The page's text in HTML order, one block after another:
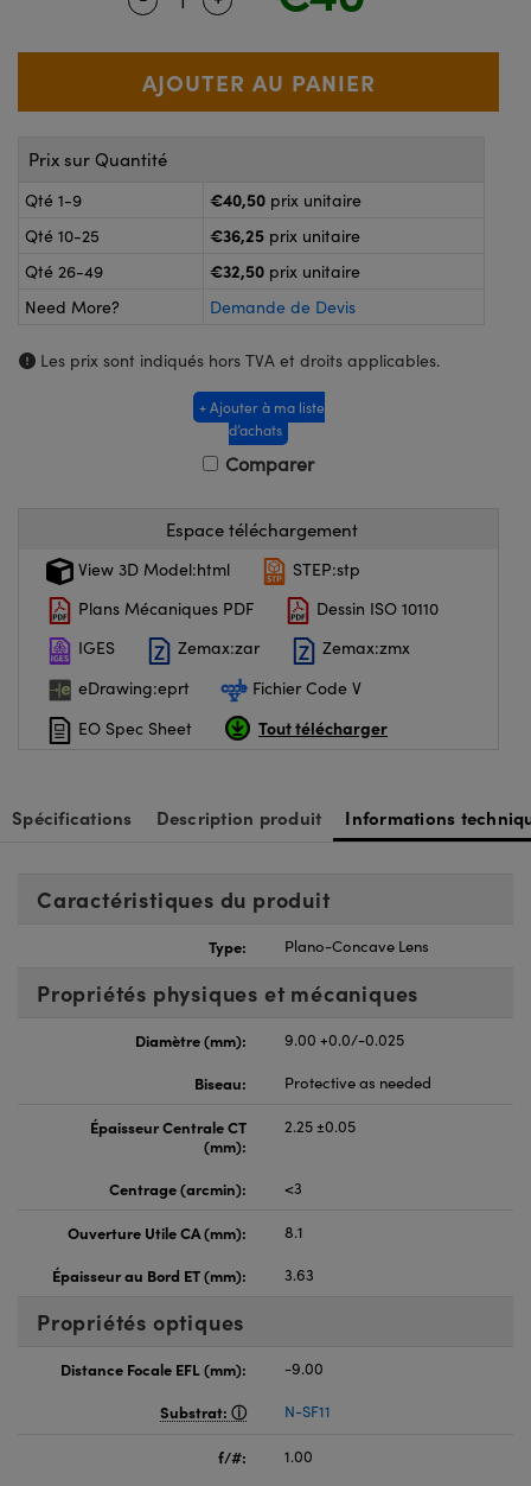
de Poche ou à Mesure Directe
: Caméras
Optiques Lightpath
Prix sur Quantité
Qté 1-9 €40,50 prix unitaire
Qté 10-25
€36,25 prix unitaire
Qté 26-49
€32,50 prix unitaire
Need More?
Demande de Devis
Les prix sont indiqués hors TVA et droits applicables.
+ Ajouter à ma liste
d’achats
Comparer
Espace téléchargement
View 3D Model:html
STEP:stp
Plans Mécaniques PDF
Dessin ISO 10110
IGES
Zemax:zar
Zemax:zmx
eDrawing:eprt
Fichier Code V
EO Spec Sheet
Tout télécharger
Spécifications Description produit Informations
Caractéristiques du produit
Type: Plano-Concave Lens
Propriétés physiques et mécaniques
Diamètre (mm):
9.00 +0.0/-0.025
Biseau:
Protective as needed
Épaisseur Centrale CT
(mm):
2.25 ±0.05
Centrage (arcmin): <3
Ouverture Utile CA (mm):
8.1
Épaisseur au Bord ET (mm):
3.63
Propriétés optiques
Distance Focale EFL (mm):
-9.00
Substrat:
N-SF11
f/#:
1.00